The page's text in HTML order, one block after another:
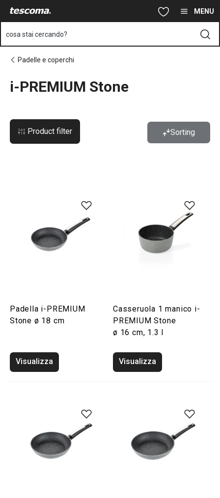
Vai al contenuto principale MENU
cosa stai cercando?
Padelle e coperchi
i-PREMIUM Stone
Product filter Sorting
Padella i-PREMIUM
Stone ø 18 cm
Visualizza
Casseruola 1 manico i-
PREMIUM Stone
ø 16 cm, 1.3 l
Visualizza